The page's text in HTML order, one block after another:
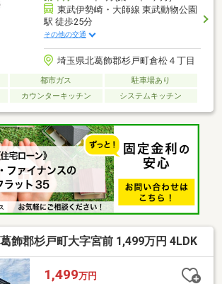
東武伊勢崎・大師線 東武動物公園
駅 徒歩25分
その他の交通
埼玉県北葛飾郡杉戸町倉松４丁目
都市ガス
駐車場あり
カウンターキッチン システムキッチン
飾郡杉戸町大字宮前 1,499万円 4LDK
1,499万円